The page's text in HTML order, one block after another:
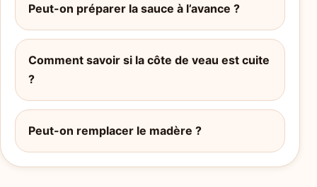
Peut-on préparer la sauce à l’avance ?
Comment savoir si la côte de veau est cuite
?
Peut-on remplacer le madère ?